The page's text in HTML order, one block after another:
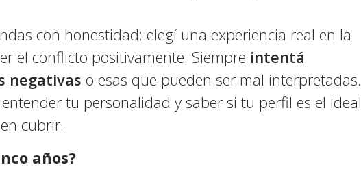
con honestidad: elegí una experiencia real en la
el conflicto positivamente. Siempre intentá
negativas o esas que pueden ser mal interpretadas.
tu personalidad y saber si tu perfil es el ideal
cubrir.
años?